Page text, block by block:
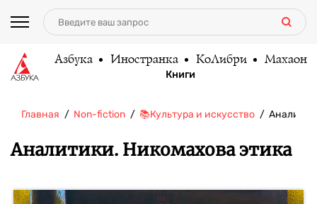
Азбука Иностранка КоЛибри Махаон
Книги
Главная Non-fiction 📚Культура и искусство
Аналитики. Никомахова этика